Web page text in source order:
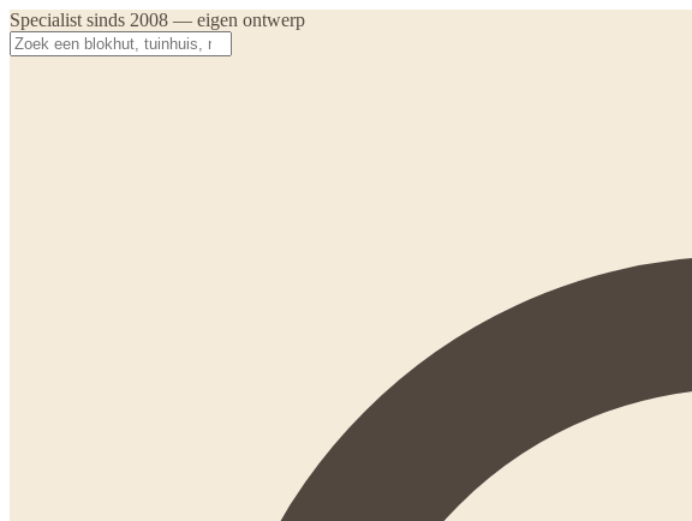
Specialist sinds 2008 — eigen ontwerp